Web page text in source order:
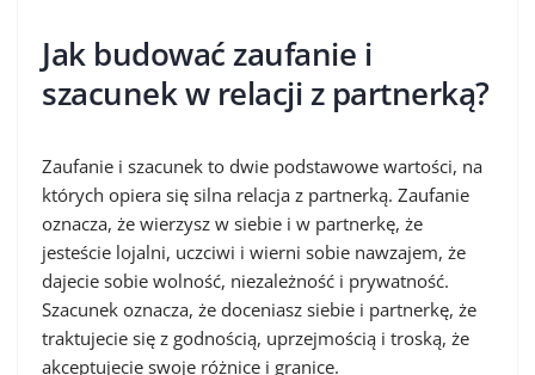
Jak budować zaufanie i
szacunek w relacji z partnerką?
Zaufanie i szacunek to dwie podstawowe wartości, na
których opiera się silna relacja z partnerką. Zaufanie
oznacza, że wierzysz w siebie i w partnerkę, że
jesteście lojalni, uczciwi i wierni sobie nawzajem, że
dajecie sobie wolność, niezależność i prywatność.
Szacunek oznacza, że doceniasz siebie i partnerkę, że
traktujecie się z godnością, uprzejmością i troską, że
akceptujecie swoje różnice i granice.